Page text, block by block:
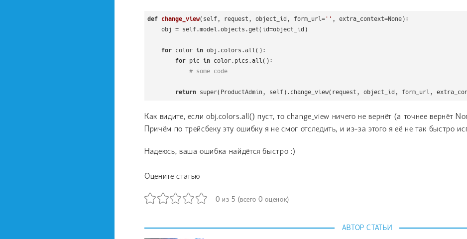
def change_view(self, request, object_id, form_url= '' , extra_context=None) :
for color in obj.colors.all():
for pic in color.pics.all():
# some code
return super(ProductAdmin, self).change_view(request, object_id, form_url,
Как видите, если obj.colors.all() пуст, то change_view ничего не вернёт (а точнее вернёт
Причём по трейсбеку эту ошибку я не смог отследить, и из-за этого я её не так быстро
Надеюсь, ваша ошибка найдётся быстро :)
Оцените статью
0 из5 (всего0 оценок)
АВТОР СТАТЬИ